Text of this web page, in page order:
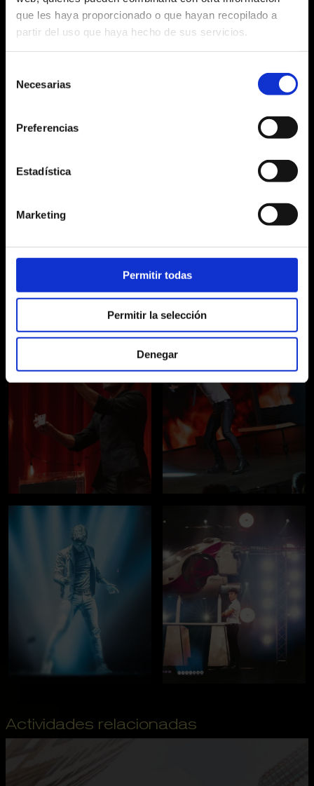
que les haya proporcionado o que hayan recopilado a
partir del uso que haya hecho de sus servicios.
Necesarias
Preferencias
Estadística
Marketing
Permitir todas
Permitir la selección
Denegar
Nueva temporada octubre 2026
COMPRAR ENTRADAS
Actividades relacionadas